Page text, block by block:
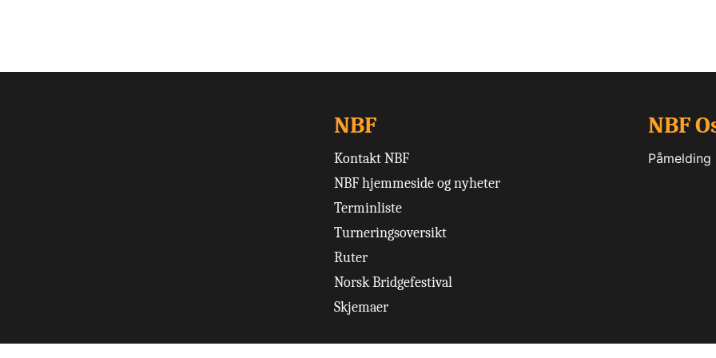
NBF
Kontakt NBF
NBF hjemmeside og nyheter
Terminliste
Turneringsoversikt
Ruter
Norsk Bridgefestival
Skjemaer
NBF
Påmelding